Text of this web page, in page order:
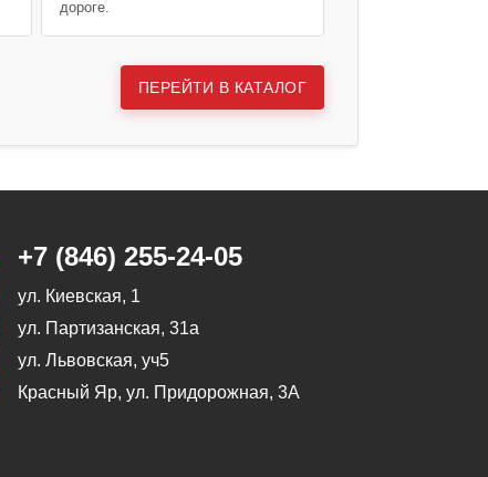
дороге.
ПЕРЕЙТИ В КАТАЛОГ
+7 (846) 255-24-05
ул. Киевская, 1
ул. Партизанская, 31а
ул. Львовская, уч5
Красный Яр, ул. Придорожная, 3А